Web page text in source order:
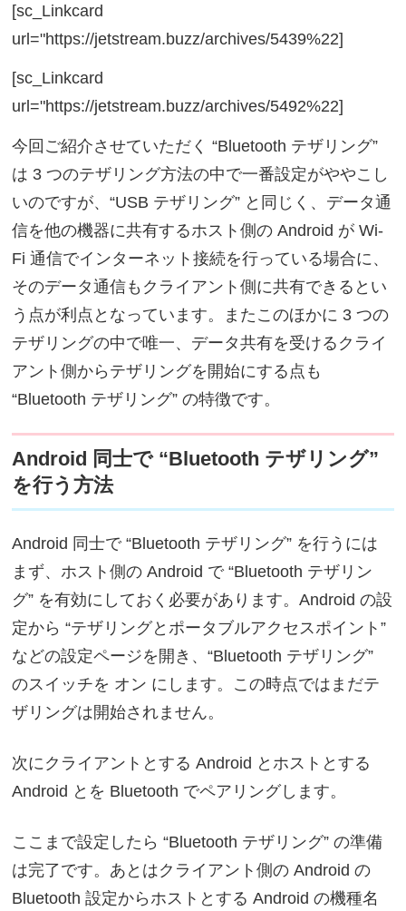
[sc_Linkcard
url="https://jetstream.buzz/archives/5439%22]
[sc_Linkcard
url="https://jetstream.buzz/archives/5492%22]
今回ご紹介させていただく “Bluetooth テザリング”
は 3 つのテザリング方法の中で一番設定がややこし
いのですが、“USB テザリング” と同じく、データ通
信を他の機器に共有するホスト側の Android が Wi-
Fi 通信でインターネット接続を行っている場合に、
そのデータ通信もクライアント側に共有できるとい
う点が利点となっています。またこのほかに 3 つの
テザリングの中で唯一、データ共有を受けるクライ
アント側からテザリングを開始にする点も
“Bluetooth テザリング” の特徴です。
Android 同士で “Bluetooth テザリング”
を行う方法
Android 同士で “Bluetooth テザリング” を行うには
まず、ホスト側の Android で “Bluetooth テザリン
グ” を有効にしておく必要があります。Android の設
定から “テザリングとポータブルアクセスポイント”
などの設定ページを開き、“Bluetooth テザリング”
のスイッチを オン にします。この時点ではまだテ
ザリングは開始されません。
次にクライアントとする Android とホストとする
Android とを Bluetooth でペアリングします。
ここまで設定したら “Bluetooth テザリング” の準備
は完了です。あとはクライアント側の Android の
Bluetooth 設定からホストとする Android の機種名